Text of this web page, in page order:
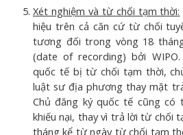
Xét nghiệm và từ chối tạm thời:
hiệu trên cả căn cứ từ chối
tương đối trong vòng 18
(date of recording) bởi
quốc tế bị từ chối tạm thời,
luật sư địa phương thay mặt
Chủ đăng ký quốc tế cũng có
khiếu nại, thay vì trả lời từ chối
tháng kể từ ngày từ chối tạm